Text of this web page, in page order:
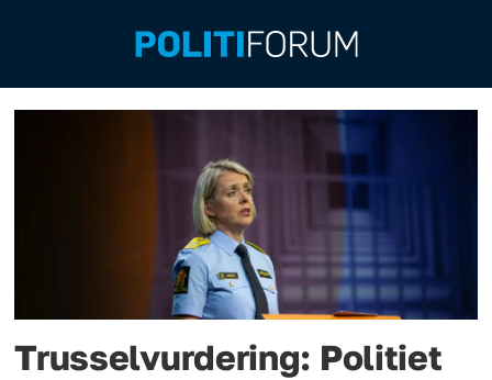
Emne:
benedicte
Trusselvurdering: Politiet